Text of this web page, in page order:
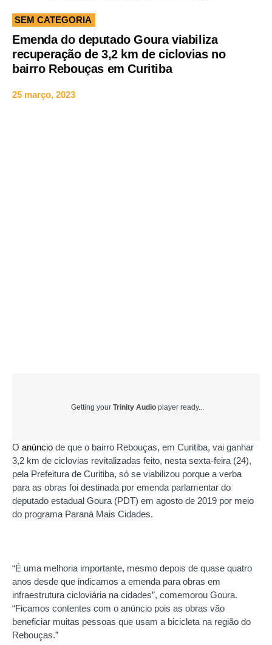
SEM CATEGORIA
Emenda do deputado Goura viabiliza
recuperação de 3,2 km de ciclovias no
bairro Rebouças em Curitiba
25 março, 2023
Getting your Trinity Audio player ready...
O anúncio de que o bairro Rebouças, em Curitiba, vai ganhar
3,2 km de ciclovias revitalizadas feito, nesta sexta-feira (24),
pela Prefeitura de Curitiba, só se viabilizou porque a verba
para as obras foi destinada por emenda parlamentar do
deputado estadual Goura (PDT) em agosto de 2019 por meio
do programa Paraná Mais Cidades.
“É uma melhoria importante, mesmo depois de quase quatro
anos desde que indicamos a emenda para obras em
infraestrutura cicloviária na cidades”, comemorou Goura.
“Ficamos contentes com o anúncio pois as obras vão
beneficiar muitas pessoas que usam a bicicleta na região do
Rebouças.”